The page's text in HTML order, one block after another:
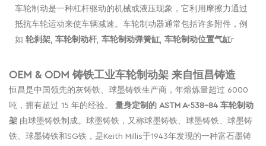
车轮制动是一种杠杆驱动的机械或液压现象，它利用摩擦力通过
抵抗车轮运动来使车辆减速。车轮制动器通常包括许多附件，例
如 轮刹架, 车轮制动杆, 车轮制动弹簧缸, 车轮制动位置气缸r
OEM & ODM 铸铁工业车轮制动架 来自恒昌铸造
恒昌是中国领先的灰铸铁、球墨铸铁生产商，年熔炼量超过 6000
吨，拥有超过 15 年的经验。 量身定制的 ASTM A-538-84 车轮制动
架 由球墨铸铁制成。球墨铸铁，又称球墨铸铁、球墨铸铁、球墨铸
铁、球墨铸铁和SG铁，是Keith Millis于1943年发现的一种富石墨铸